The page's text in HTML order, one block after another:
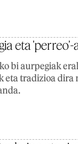
eta 'perreo'-
bi aurpegiak
eta tradizioa dira